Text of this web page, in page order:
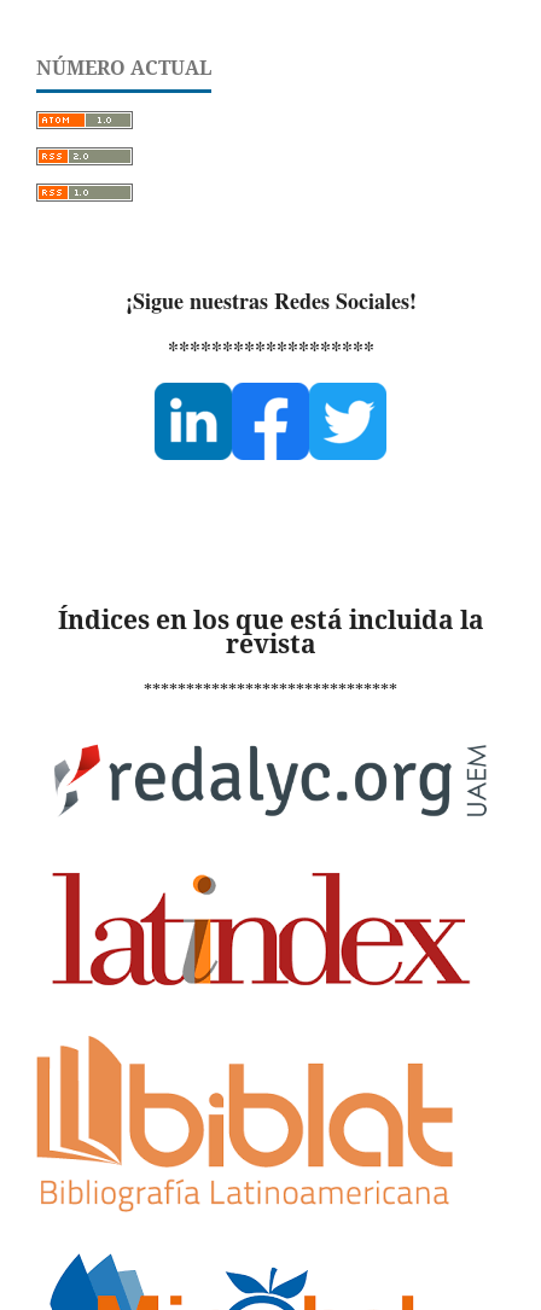
NÚMERO ACTUAL
¡Sigue nuestras Redes Sociales!
*******************
Índices en los que está incluida la
revista
******************************